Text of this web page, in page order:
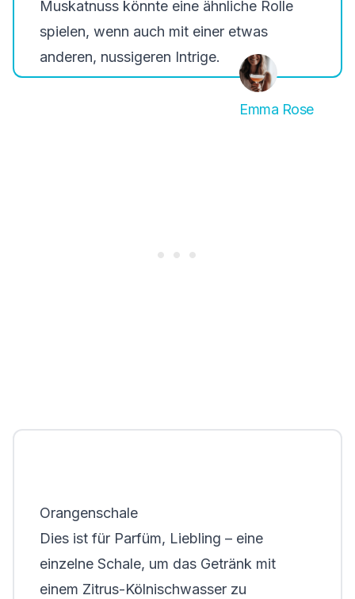
Muskatnuss könnte eine ähnliche Rolle
spielen, wenn auch mit einer etwas
anderen, nussigeren Intrige.
Emma Rose
Orangenschale
Dies ist für Parfüm, Liebling – eine
einzelne Schale, um das Getränk mit
einem Zitrus-Kölnischwasser zu